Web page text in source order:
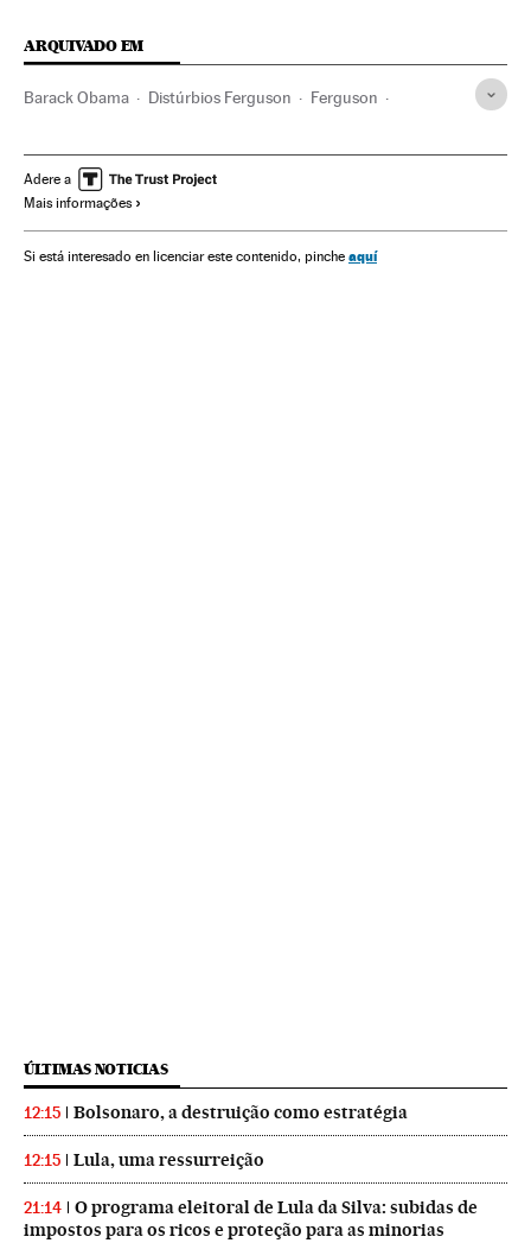
ARQUIVADO EM
Barack Obama Distúrbios Ferguson Ferguson
Distúrbios Violência racial
Afrodescendentes
Violência Racismo América do Norte Negros
Adere a
Mais informações
Si está interesado en licenciar este contenido, pinche aquí
ÚLTIMAS NOTICIAS
12:15 Bolsonaro, a destruição como estratégia
12:15 Lula, uma ressurreição
21:14
O programa eleitoral de Lula da Silva: subidas de
impostos para os ricos e proteção para as minorias